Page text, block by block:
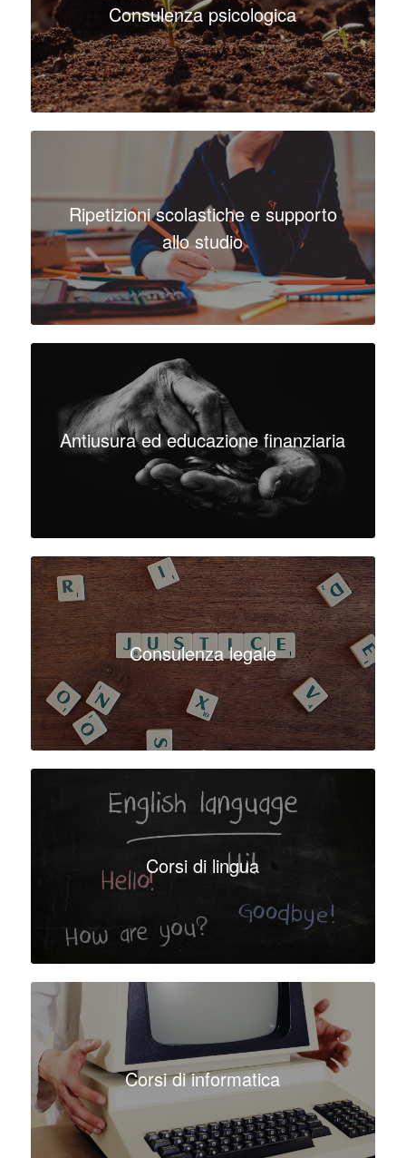
Consulenza psicologica
Ripetizioni scolastiche e supporto
allo studio
Antiusura ed educazione finanziaria
Consulenza legale
Corsi di lingua
Corsi di informatica